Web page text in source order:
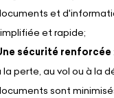
et
et rapide;
sécurité renforcée
la perte, au vol ou à la
sont